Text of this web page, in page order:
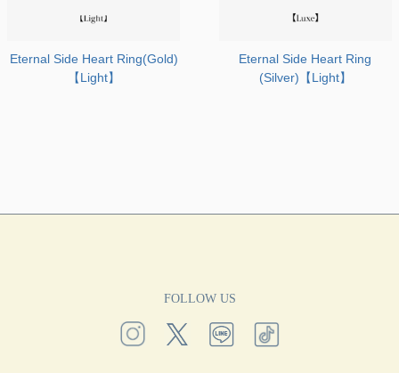
Eternal Side Heart Ring(Gold)
【Light】
Eternal Side Heart Ring
(Silver)【Light】
FOLLOW US